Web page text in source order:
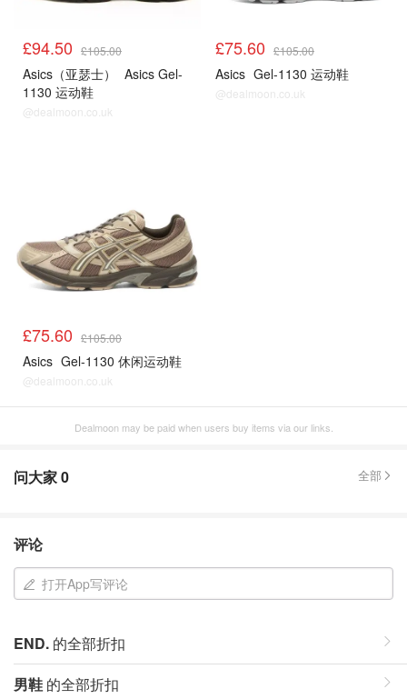
£94.50 £105.00
Asics（亚瑟士）
Asics Gel-
1130 运动鞋
@dealmoon.co.uk
£75.60 £105.00
Asics Gel-1130 运动鞋
@dealmoon.co.uk
£75.60 £105.00
Asics Gel-1130 休闲运动鞋
@dealmoon.co.uk
Dealmoon may be paid when users buy items via our links.
问大家0 全部
评论
打开App写评论
END. 的全部折扣
男鞋 的全部折扣